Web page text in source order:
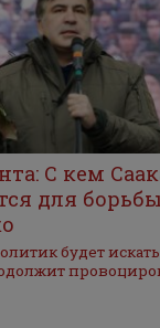
С кем
для
будет